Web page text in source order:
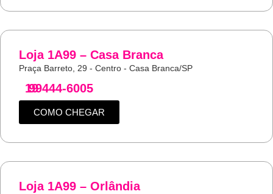
Loja 1A99 – Casa Branca
Praça Barreto, 29 - Centro - Casa Branca/SP
19
99444-6005
COMO CHEGAR
Loja 1A99 – Orlândia